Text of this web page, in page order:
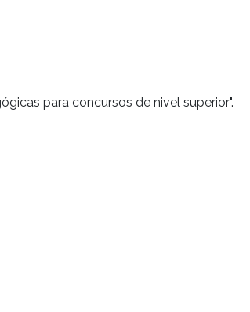
para concursos de nivel superior".